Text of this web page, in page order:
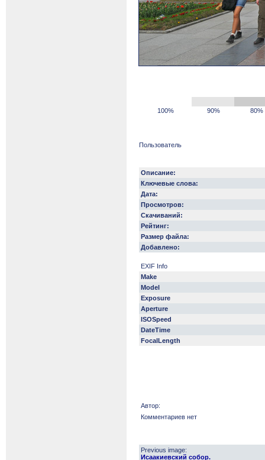
100% 90% 80%
Пользователь
Описание:
Ключевые слова:
Дата:
Просмотров:
Скачиваний:
Рейтинг:
Размер файла:
Добавлено:
EXIF Info
Make
Model
Exposure
Aperture
ISOSpeed
DateTime
FocalLength
Автор:
Комментариев нет
Previous image:
Исаакиевский собор.